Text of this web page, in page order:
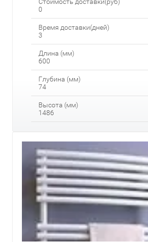
Стоимость доставки(руб)
0
Время доставки(дней)
3
Длина (мм)
600
Глубина (мм)
74
Высота (мм)
1486